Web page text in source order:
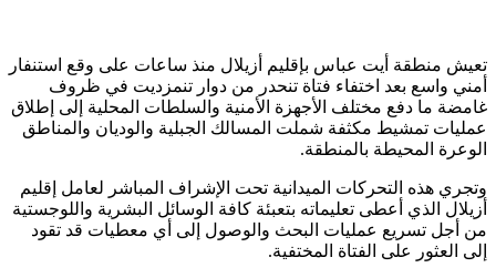
تعيش منطقة أيت عباس بإقليم أزيلال منذ ساعات على وقع استنفار
أمني واسع بعد اختفاء فتاة تنحدر من دوار تنمزديت في ظروف
غامضة ما دفع مختلف الأجهزة الأمنية والسلطات المحلية إلى إطلاق
عمليات تمشيط مكثفة شملت المسالك الجبلية والوديان والمناطق
الوعرة المحيطة بالمنطقة.
وتجري هذه التحركات الميدانية تحت الإشراف المباشر لعامل إقليم
أزيلال الذي أعطى تعليماته بتعبئة كافة الوسائل البشرية واللوجستية
من أجل تسريع عمليات البحث والوصول إلى أي معطيات قد تقود
إلى العثور على الفتاة المختفية.